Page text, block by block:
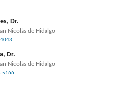
Dr.
Nicolás de Hidalgo
Dr.
Nicolás de Hidalgo
5166